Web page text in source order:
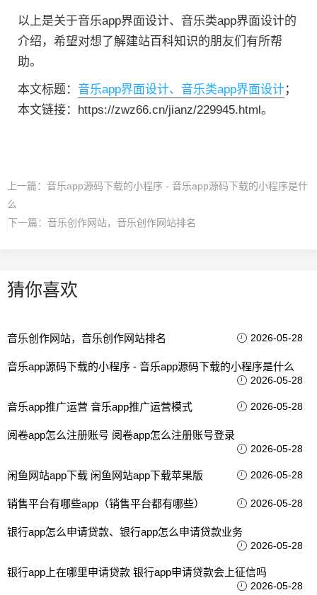
以上是关于音乐app界面设计、音乐类app界面设计的
介绍，希望对想了解建站百科知识的朋友们有所帮
助。
本文标题： 音乐app界面设计、音乐类app界面设计；
本文链接：https://zwz66.cn/jianz/229945.html。
上一篇： 音乐app源码下载的小程序 - 音乐app源码下载的小程序是什
么
下一篇： 音乐创作网站，音乐创作网站排名
猜你喜欢
音乐创作网站，音乐创作网站排名 2026-05-28
音乐app源码下载的小程序 - 音乐app源码下载的小程序是什么
2026-05-28
音乐app推广运营 音乐app推广运营模式 2026-05-28
阅卷app怎么注册账号 阅卷app怎么注册账号登录
2026-05-28
闲鱼网站app下载 闲鱼网站app下载苹果版 2026-05-28
销售平台有哪些app（销售平台都有哪些） 2026-05-28
银行app怎么申请贷款、银行app怎么申请贷款业务
2026-05-28
银行app上在哪里申请贷款 银行app申请贷款会上征信吗
2026-05-28